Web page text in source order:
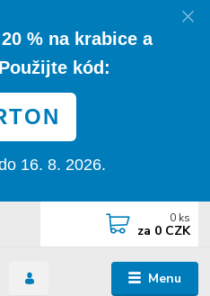
20 % na krabice a
kód:
16. 8. 2026.
Menu
0 ks
za 0 CZK